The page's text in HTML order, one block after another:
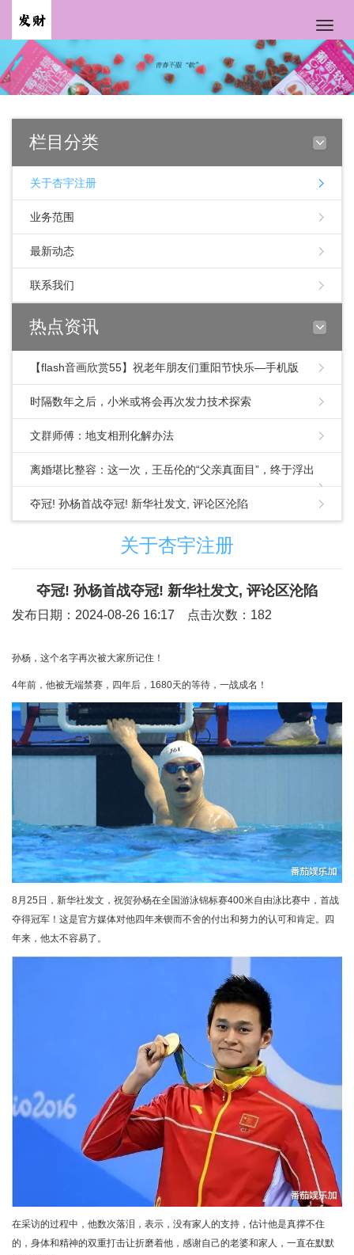
Toggle
栏目分类
关于杏宇注册
业务范围
最新动态
联系我们
热点资讯
【flash音画欣赏55】祝老年朋友们重阳节快乐—手机版
时隔数年之后，小米或将会再次发力技术探索
文群师傅：​地支相刑化解办法
离婚堪比整容：这一次，王岳伦的“父亲真面目”，终于浮出
水面
夺冠! 孙杨首战夺冠! 新华社发文, 评论区沦陷
关于杏宇注册
夺冠! 孙杨首战夺冠! 新华社发文, 评论区沦陷
发布日期：2024-08-26 16:17 点击次数：182
孙杨，这个名字再次被大家所记住！
4年前，他被无端禁赛，四年后，1680天的等待，一战成名！
8月25日，新华社发文，祝贺孙杨在全国游泳锦标赛400米自由泳比赛中，首战
夺得冠军！这是官方媒体对他四年来锲而不舍的付出和努力的认可和肯定。四
年来，他太不容易了。
在采访的过程中，他数次落泪，表示，没有家人的支持，估计他是真撑不住
的，身体和精神的双重打击让折磨着他，感谢自己的老婆和家人，一直在默默